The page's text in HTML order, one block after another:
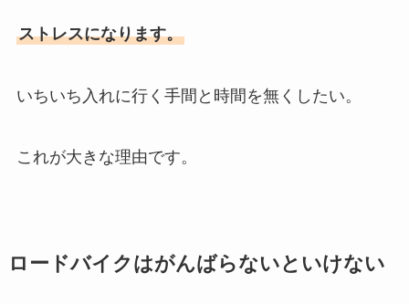
ストレスになります。
いちいち入れに行く手間と時間を無くしたい。
これが大きな理由です。
ロードバイクはがんばらないといけない